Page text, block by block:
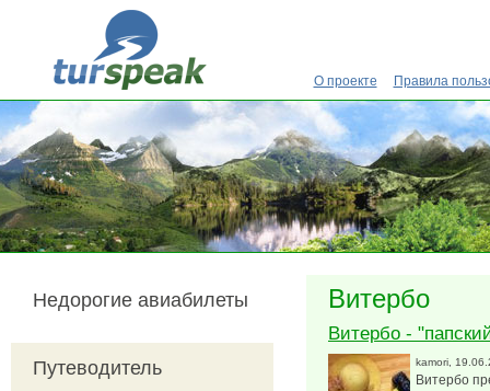
Перейти к основному содержанию
О проекте Правила
Витербо
Витербо -
kamori ,
Витербо
Недорогие авиабилеты
Путеводитель